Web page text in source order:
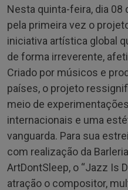
Nesta quinta-feira, dia 08
pela primeira vez o
iniciativa artística global
de forma irreverente,
Criado por músicos e
países, o projeto
meio de
internacionais e uma
vanguarda. Para sua
com realização da
ArtDontSleep, o “Jazz Is
atração o compositor,